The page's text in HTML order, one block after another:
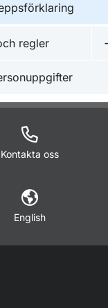
regler
Kontakta oss
English